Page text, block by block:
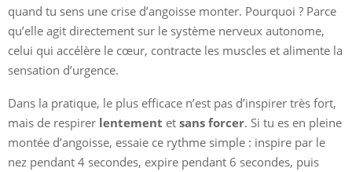
quand tu sens une crise d’angoisse monter. Pourquoi ? Parce
qu’elle agit directement sur le système nerveux autonome,
celui qui accélère le cœur, contracte les muscles et alimente la
sensation d’urgence.
Dans la pratique, le plus efficace n’est pas d’inspirer très fort,
mais de respirer lentement et sans forcer. Si tu es en pleine
montée d’angoisse, essaie ce rythme simple : inspire par le
nez pendant 4 secondes, expire pendant 6 secondes, puis